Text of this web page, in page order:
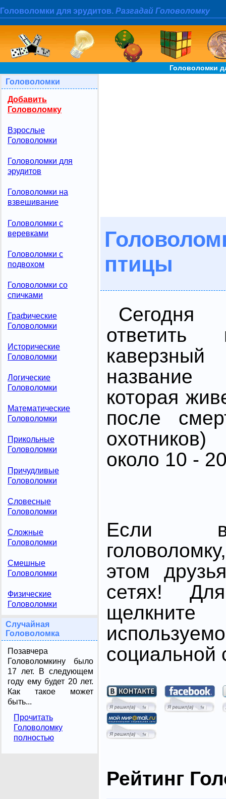
Головоломки для эрудитов. Разгадай Головоломку
Головоломки
Головоломки
Добавить
Головоломку
Взрослые
Головоломки
Головоломки для
эрудитов
Головоломки на
взвешивание
Головоломки с
веревками
Головоломки с
подвохом
Головоломки со
спичками
Графические
Головоломки
Исторические
Головоломки
Логические
Головоломки
Математические
Головоломки
Прикольные
Головоломки
Причудливые
Головоломки
Словесные
Головоломки
Сложные
Головоломки
Смешные
Головоломки
Физические
Головоломки
Случайная
Головоломка
Позавчера
Головоломкину было
17 лет. В следующем
году ему будет 20 лет.
Как такое может
быть...
Прочитать
Головоломку
полностью
птицы
Сегодня
которая
после
около 10 -
Если
этом
сетях!
социальной
Рейтинг